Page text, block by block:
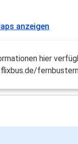
anzeigen
hier